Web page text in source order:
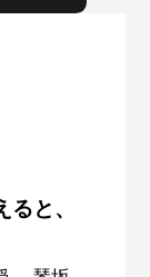
と、